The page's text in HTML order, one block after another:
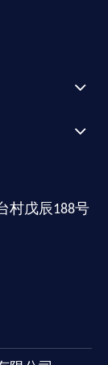
村戊辰188号